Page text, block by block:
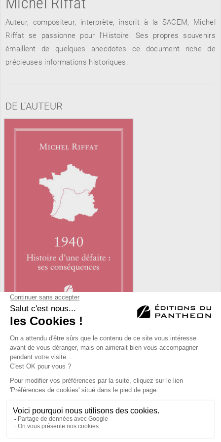
TOUT LE CATALOGUE
RENCONTRE AVEC…
REVUE DE PRESSE
Auteur, compositeur, interprète, inscrit à la SACEM, Michel
Riffat se passionne pour l’Histoire. Ses propres souvenirs
émaillent de quelques anecdotes ce document riche de
précieuses informations historiques.
DE L'AUTEUR